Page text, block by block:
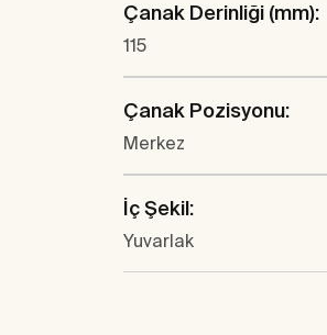
Çanak Derinliği (mm):
115
Çanak Pozisyonu:
Merkez
İç Şekil:
Yuvarlak